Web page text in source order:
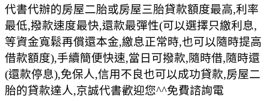
代書代辦的房屋二胎或房屋三胎貸款額度最高,利率
最低,撥款速度最快,還款最彈性(可以選擇只繳利息,
等資金寬鬆再償還本金,繳息正常時,也可以隨時提高
借款額度),手續簡便快速,當日可撥款,隨時借,隨時還
(還款停息),免保人,信用不良也可以成功貸款,房屋二
胎的貸款達人,京誠代書歡迎您^^免費諮詢電